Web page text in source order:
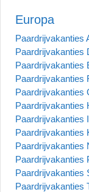
Europa
Paardrijvakanties
Paardrijvakanties
Paardrijvakanties
Paardrijvakanties
Paardrijvakanties
Paardrijvakanties
Paardrijvakanties
Paardrijvakanties
Paardrijvakanties
Paardrijvakanties
Paardrijvakanties
Paardrijvakanties